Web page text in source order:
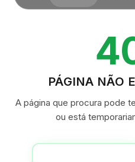
PÁGINA NÃO
A página que procura pode
ou está